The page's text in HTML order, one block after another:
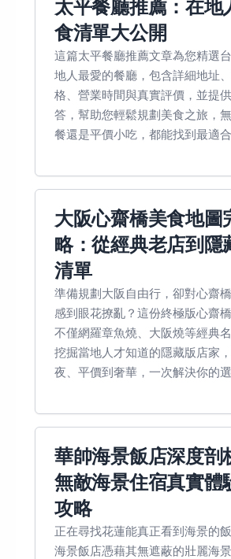
太平餐廳推薦：在地
食清單大公開
這篇太平餐廳推薦文章為您精選
地人最愛的餐廳，包含詳細地址
格、營業時間與真實評價，並提
答，幫助您輕鬆規劃美食之旅，
餐還是平價小吃，都能找到最適合
大阪心齋橋美食地圖
略：從經典老店到隱
清單
準備規劃大阪自由行，卻對心齋
感到眼花撩亂？這份終極版心齋
不僅網羅章魚燒、大阪燒等經典
挖掘當地人才知道的隱藏版店家
夜、平價到奢華，一次解決你的選
華帥海景飯店深度剖
無敵海景住宿真實體
攻略
正在尋找花蓮能真正看到海景的
海景飯店憑藉其無遮蔽的壯麗海